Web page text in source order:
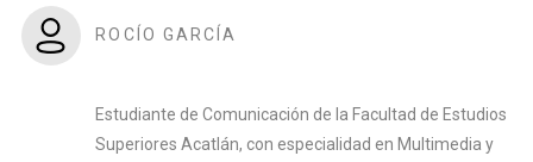
ROCÍO GARCÍA
Estudiante de Comunicación de la Facultad de Estudios
Superiores Acatlán, con especialidad en Multimedia y